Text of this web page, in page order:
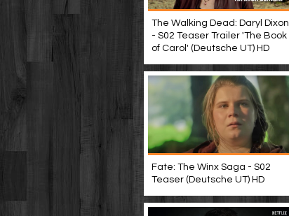
The Walking Dead: Daryl Dixon
- S02 Teaser Trailer 'The Book
of Carol' (Deutsche UT) HD
Fate: The Winx Saga - S02
Teaser (Deutsche UT) HD